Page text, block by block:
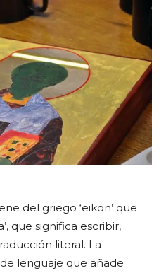
del griego ‘eikon’ que
que significa escribir,
literal. La
lenguaje que añade